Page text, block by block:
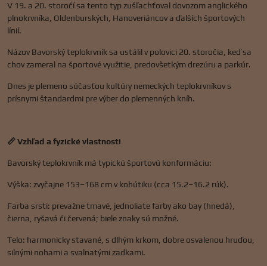
V 19. a 20. storočí sa tento typ zušľachťoval dovozom anglického
plnokrvníka, Oldenburských, Hanoveriáncov a ďalších športových
línií.
Názov Bavorský teplokrvník sa ustálil v polovici 20. storočia, keď sa
chov zameral na športové využitie, predovšetkým drezúru a parkúr.
Dnes je plemeno súčasťou kultúry nemeckých teplokrvníkov s
prísnymi štandardmi pre výber do plemenných kníh.
📏 Vzhľad a fyzické vlastnosti
Bavorský teplokrvník má typickú športovú konformáciu:
Výška: zvyčajne 153–168 cm v kohútiku (cca 15.2–16.2 rúk).
Farba srsti: prevažne tmavé, jednoliate farby ako bay (hnedá),
čierna, ryšavá či červená; biele znaky sú možné.
Telo: harmonicky stavané, s dlhým krkom, dobre osvalenou hruďou,
silnými nohami a svalnatými zadkami.